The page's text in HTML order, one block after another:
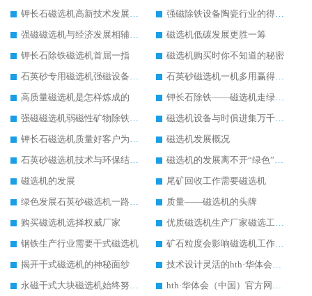
钾长石磁选机高新技术发展成为行业助推器
强磁除铁设备陶瓷行业的得力助手
强磁磁选机与经济发展相辅相成
磁选机低碳发展更胜一筹
钾长石除铁磁选机首屈一指
磁选机购买时你不知道的秘密
石英砂专用磁选机强磁设备里的“精英”
石英砂磁选机一机多用赢得用户掌声
高质量磁选机是怎样炼成的
钾长石除铁——磁选机走绿色环保之路
强磁磁选机弱磁性矿物除铁之首选
磁选机设备与时俱进集万千宠爱与一身
钾长石磁选机质量好客户为我们点赞
磁选机发展概况
石英砂磁选机技术与环保结合新时代下的好设备
磁选机的发展离不开“绿色”的追逐
磁选机的发展
尾矿回收工作需要磁选机
绿色发展石英砂磁选机一路飙升
质量——磁选机的头牌
购买磁选机选择权威厂家
优质磁选机生产厂家磁选工艺要不断提升
钢铁生产行业需要干式磁选机
矿石粒度会影响磁选机工作效果
揭开干式磁选机的神秘面纱
技术设计灵活的hth·华体会（中国）官方网站-hth.com
永磁干式大块磁选机始终努力发展
hth·华体会（中国）官方网站-hth.com 设备是磁选行业的标兵设备